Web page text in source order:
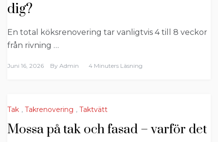
dig?
En total köksrenovering tar vanligtvis 4 till 8 veckor
från rivning …
Juni 16, 2026 By Admin 4 Minuters Läsning
Tak , Takrenovering , Taktvätt
Mossa på tak och fasad – varför det